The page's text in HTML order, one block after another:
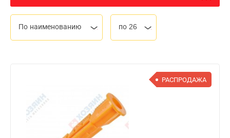
По наименованию по 26
РАСПРОДАЖА